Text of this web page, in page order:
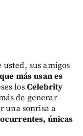
sus amigos
más usan es
losCelebrity
de generar
una sonrisa a
únicas